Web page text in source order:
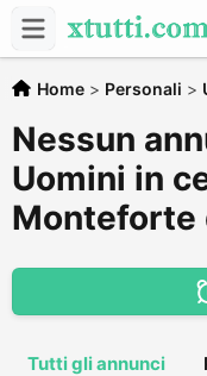
Home > Personali >
Nessun
Uomini in
Monteforte
Tutti gli annunci